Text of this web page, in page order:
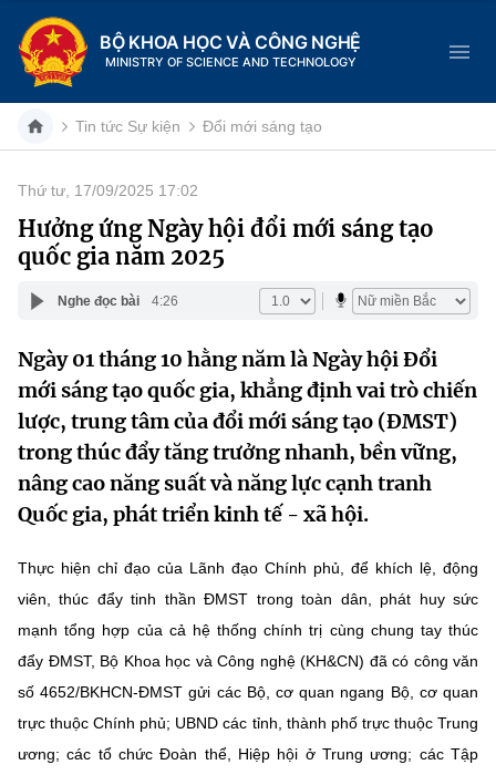
BỘ KHOA HỌC VÀ CÔNG NGHỆ
MINISTRY OF SCIENCE AND TECHNOLOGY
Danh mục
Trang chủ
Giới thiệu
Chức năng nhiệm vụ
Cơ cấu tổ chức
Lịch sử phát triển
Sở Khoa học và Công nghệ
Tin tức sự kiện
Khoa học và Công nghệ
Đổi mới sáng tạo
Chuyển đổi số
Sở hữu trí tuệ
Tiêu chuẩn, đo lường, chất lượng
Năng lượng nguyên tử
Dịch vụ công
Hệ thống văn bản
Văn bản QPPL
Văn bản chỉ đạo điều hành
Lấy ý kiến người dân về dự thảo VBQPPL
MST IOFFICE
THỐNG KÊ
Khoa học và Công nghệ
Chuyển đổi số
Multimedia
THƯ ĐIỆN TỬ
Khác
Videos
Tin tức Sự kiện Đổi mới sáng tạo
Thứ tư, 17/09/2025 17:02
Hưởng ứng Ngày hội đổi mới sáng tạo
quốc gia năm 2025
Nghe đọc bài 4:26
Ngày 01 tháng 10 hằng năm là Ngày hội Đổi
mới sáng tạo quốc gia, khẳng định vai trò chiến
lược, trung tâm của đổi mới sáng tạo (ĐMST)
trong thúc đẩy tăng trưởng nhanh, bền vững,
nâng cao năng suất và năng lực cạnh tranh
Quốc gia, phát triển kinh tế - xã hội.
Thực hiện chỉ đạo của Lãnh đạo Chính phủ, để khích lệ, động
viên, thúc đẩy tinh thần ĐMST trong toàn dân, phát huy sức
mạnh tổng hợp của cả hệ thống chính trị cùng chung tay thúc
đẩy ĐMST, Bộ Khoa học và Công nghệ (KH&CN) đã có công văn
số 4652/BKHCN-ĐMST gửi các Bộ, cơ quan ngang Bộ, cơ quan
trực thuộc Chính phủ; UBND các tỉnh, thành phố trực thuộc Trung
ương; các tổ chức Đoàn thể, Hiệp hội ở Trung ương; các Tập